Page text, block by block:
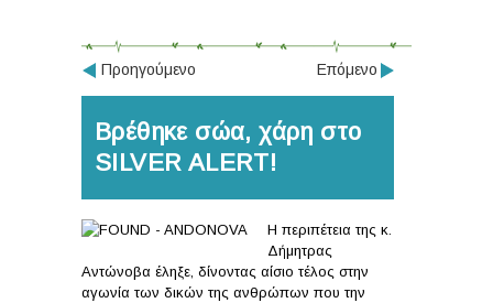
Προηγούμενο Επόμενο
Βρέθηκε σώα, χάρη στο
SILVER ALERT!
Η περιπέτεια της κ.
Δήμητρας
Αντώνοβα έληξε, δίνοντας αίσιο τέλος στην
αγωνία των δικών της ανθρώπων που την